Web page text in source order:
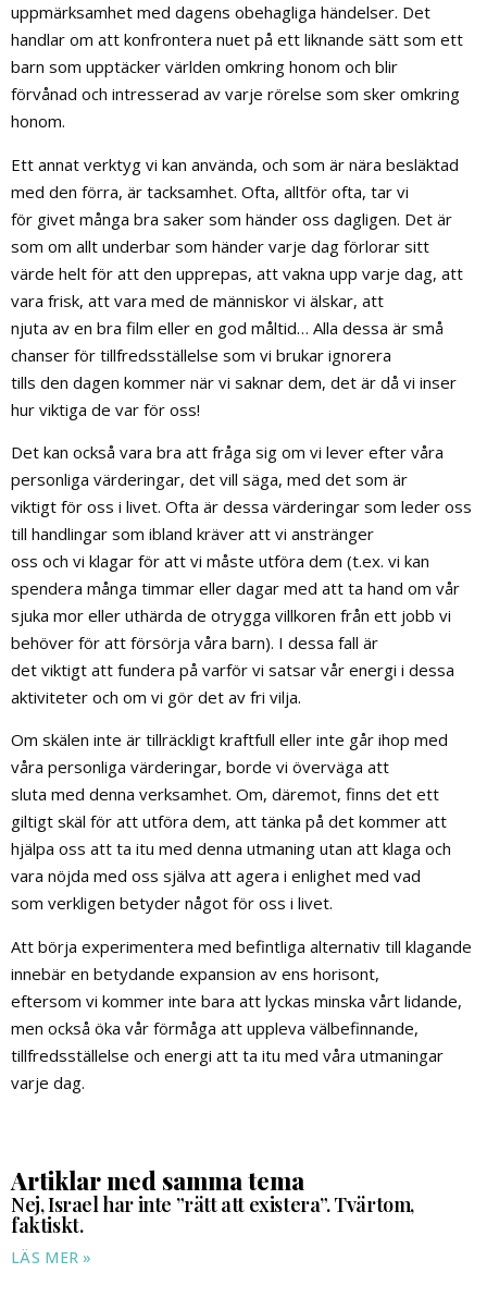
uppmärksamhet med dagens obehagliga händelser. Det
handlar om att konfrontera nuet på ett liknande sätt som ett
barn som upptäcker världen omkring honom och blir
förvånad och intresserad av varje rörelse som sker omkring
honom.
Ett annat verktyg vi kan använda, och som är nära besläktad
med den förra, är tacksamhet. Ofta, alltför ofta, tar vi
för givet många bra saker som händer oss dagligen. Det är
som om allt underbar som händer varje dag förlorar sitt
värde helt för att den upprepas, att vakna upp varje dag, att
vara frisk, att vara med de människor vi älskar, att
njuta av en bra film eller en god måltid… Alla dessa är små
chanser för tillfredsställelse som vi brukar ignorera
tills den dagen kommer när vi saknar dem, det är då vi inser
hur viktiga de var för oss!
Det kan också vara bra att fråga sig om vi lever efter våra
personliga värderingar, det vill säga, med det som är
viktigt för oss i livet. Ofta är dessa värderingar som leder oss
till handlingar som ibland kräver att vi anstränger
oss och vi klagar för att vi måste utföra dem (t.ex. vi kan
spendera många timmar eller dagar med att ta hand om vår
sjuka mor eller uthärda de otrygga villkoren från ett jobb vi
behöver för att försörja våra barn). I dessa fall är
det viktigt att fundera på varför vi satsar vår energi i dessa
aktiviteter och om vi gör det av fri vilja.
Om skälen inte är tillräckligt kraftfull eller inte går ihop med
våra personliga värderingar, borde vi överväga att
sluta med denna verksamhet. Om, däremot, finns det ett
giltigt skäl för att utföra dem, att tänka på det kommer att
hjälpa oss att ta itu med denna utmaning utan att klaga och
vara nöjda med oss själva att agera i enlighet med vad
som verkligen betyder något för oss i livet.
Att börja experimentera med befintliga alternativ till klagande
innebär en betydande expansion av ens horisont,
eftersom vi kommer inte bara att lyckas minska vårt lidande,
men också öka vår förmåga att uppleva välbefinnande,
tillfredsställelse och energi att ta itu med våra utmaningar
varje dag.
Artiklar med samma tema
Nej, Israel har inte ”rätt att existera”. Tvärtom,
faktiskt.
LÄS MER »